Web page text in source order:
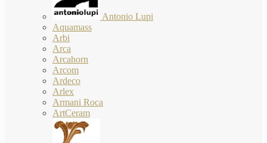
Antonio Lupi
Aquamass
Arbi
Arca
Arcahorn
Arcom
Ardeco
Arlex
Armani Roca
ArtCeram